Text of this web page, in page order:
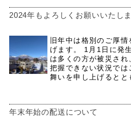
2024年もよろしくお願いいたし
旧年中は格別のご厚
げます。 1月1日に発
は多くの方が被災さ
把握できない状況で
舞いを申し上げるとと
年末年始の配送について